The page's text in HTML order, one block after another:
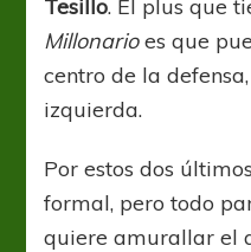
Tesillo. El plus que
Millonarioes que
centro de la
izquierda.
Por estos dos
formal, pero todo
quiere amurallar el